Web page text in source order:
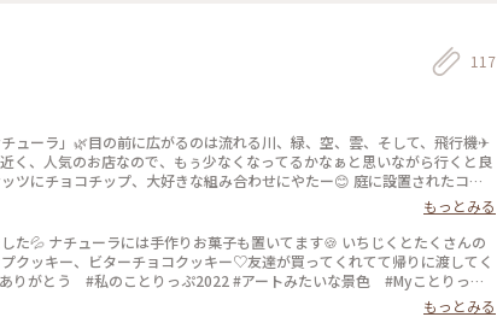
117
ューラ」🌿目の前に広がるのは流れる川、緑、空、雲、そして、飛行機✈︎
く、人気のお店なので、もぅ少なくなってるかなぁと思いながら行くと良
ツにチョコチップ、大好きな組み合わせにやたー😊 庭に設置されたコン
じながら楽しめます。いい景色にまた、ほっこりでした♡ #カメラ旅 #
町 #ナチューラ #ジェラート
もっとみる
た💦 ナチューラには手作りお菓子も置いてます🍪 いちじくとたくさんの
クッキー、ビターチョコクッキー♡友達が買ってくれてて帰りに渡してく
りがとう #私のことりっぷ2022 #アートみたいな景色 #Myことりっぷ
もっとみる